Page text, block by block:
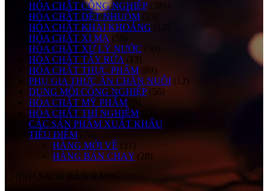
HÓA CHẤT CÔNG NGHIỆP (389)
HÓA CHẤT DỆT NHUỘM (23)
HÓA CHẤT KHAI KHOÁNG
HÓA CHẤT XI MẠ (58)
HÓA CHẤT XỬ LÝ NƯỚC (30)
HÓA CHẤT TẨY RỬA (13)
HÓA CHẤT THỰC PHẨM (89)
PHỤ GIA THỨC ĂN CHĂN NUÔI (12)
DUNG MÔI CÔNG NGHIỆP (56)
HÓA CHẤT MỸ PHẨM
(8)
HÓA CHẤT THÍ NGHIỆM
CÁC SẢN PHẨM XUẤT KHẨU
TIÊU ĐIỂM
(74)
HÀNG MỚI VỀ (21)
HÀNG BÁN CHẠY (28)
CHÍNH SÁCH BÁN HÀNG